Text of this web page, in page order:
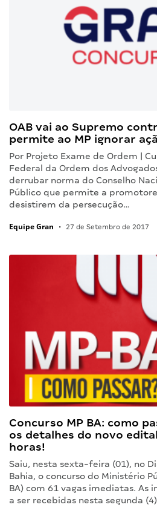
OAB vai ao Supremo
permite ao MP ignorar
Por Projeto Exame de Ordem |
Federal da Ordem dos
derrubar norma do Conselho
Público que permite a
desistirem da persecução…
Equipe Gran • 27 de Setembro de 2017
Concurso MP BA: como
os detalhes do novo
horas!
Saiu, nesta sexta-feira (01), no
Bahia, o concurso do Ministério
BA) com 61 vagas imediatas. As
a ser recebidas nesta segunda